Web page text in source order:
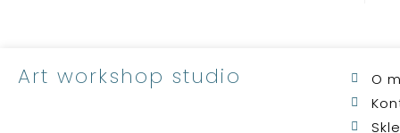
Art workshop studio
O